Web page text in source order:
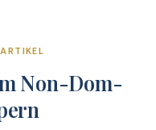
Non-Dom-